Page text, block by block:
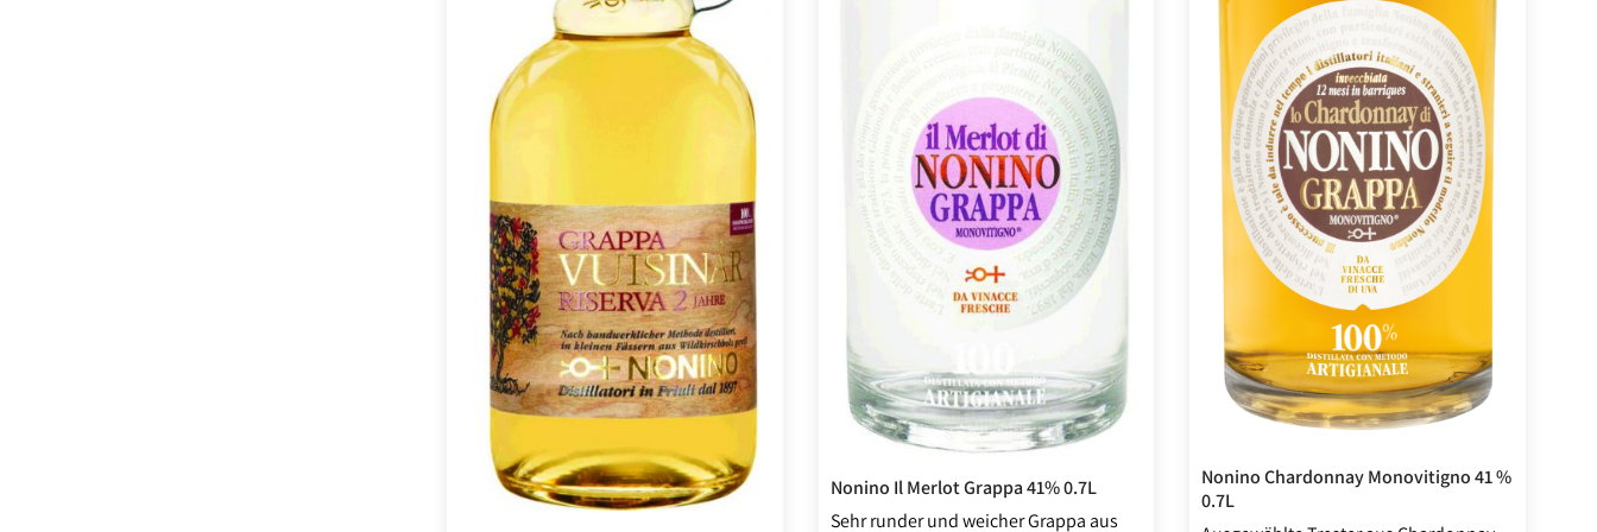
Nonino Il Merlot Grappa 41% 0.7L
Sehr runder und weicher Grappa aus
Nonino Chardonnay Monovitigno 41 %
0.7L